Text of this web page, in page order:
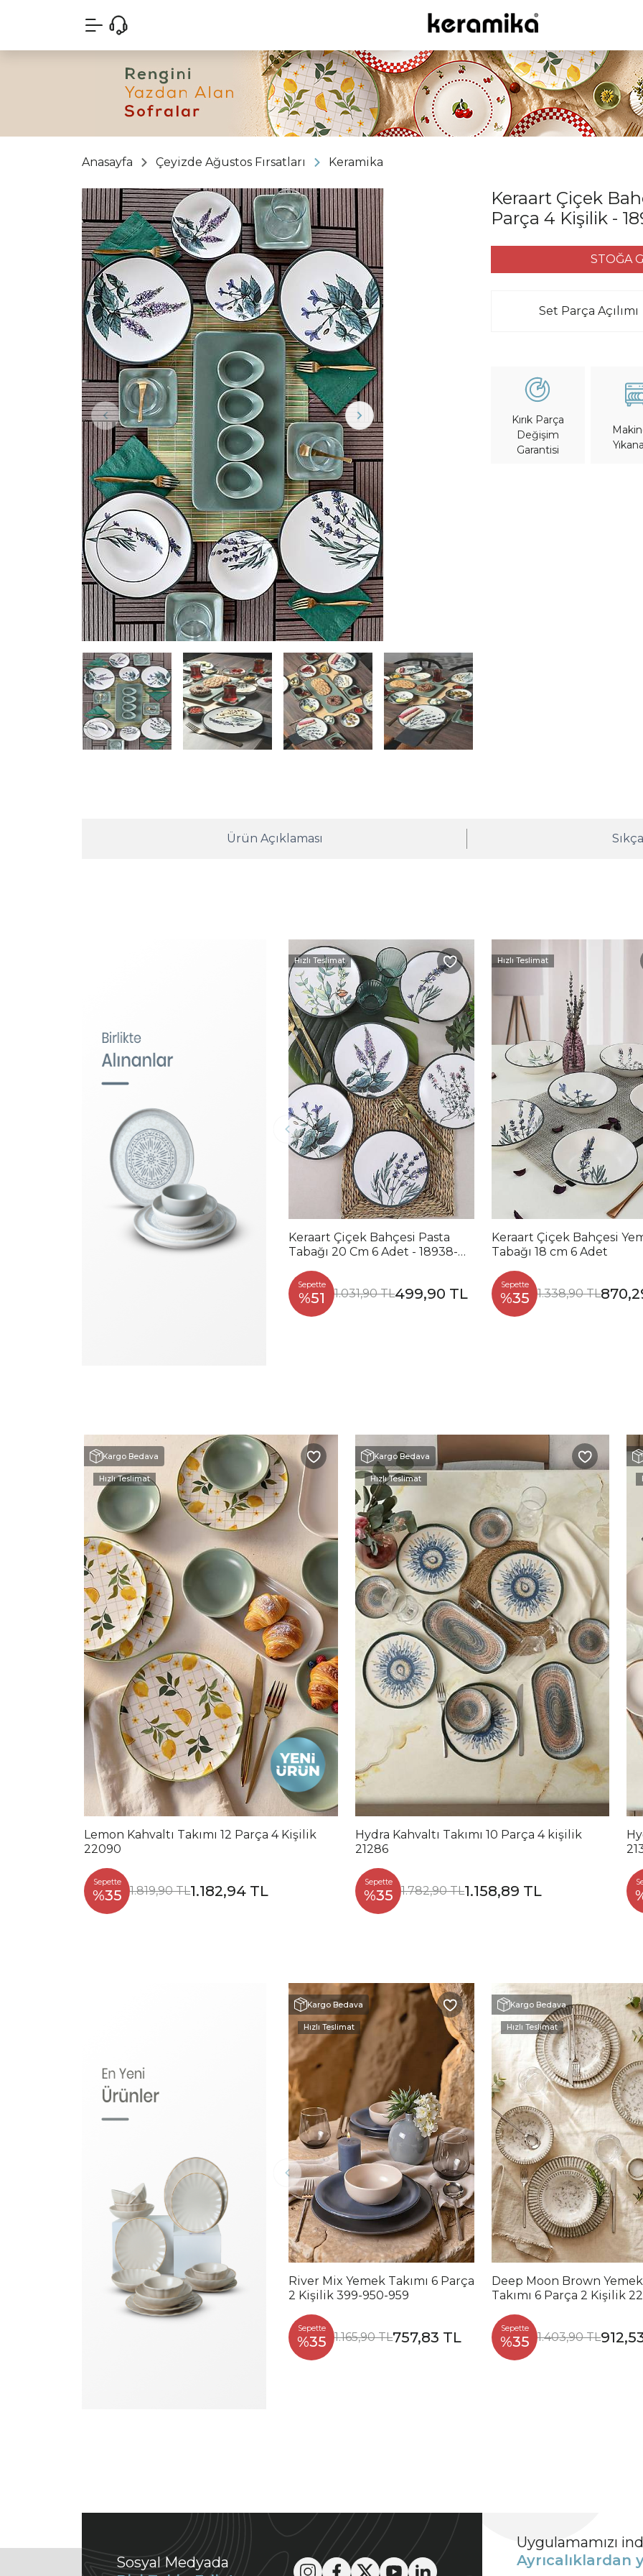
Anasayfa Çeyizde Ağustos Fırsatları Keramika
Keraart Çiçek
Parça 4 Kişilik -
STOĞA
Set Parça Açılımı
Kırık Parça
Değişim
Garantisi
Ürün Açıklaması
Hızlı Teslimat
Keraart Çiçek Bahçesi Pasta
Tabağı 20 Cm 6 Adet - 18938-
Sepette
%51 1.031,90 TL499,90 TL
Hızlı Teslimat
Keraart Çiçek Bahçesi
Tabağı 18 cm 6 Adet
Sepette
%35 1.338,90 TL
Kargo Bedava
Hızlı Teslimat
Lemon Kahvaltı Takımı 12 Parça 4 Kişilik
22090
Sepette
%35 1.819,90 TL1.182,94 TL
Kargo Bedava
Hızlı Teslimat
Hydra Kahvaltı Takımı 10 Parça 4 kişilik
21286
Sepette
%35 1.782,90 TL1.158,89 TL
Kargo Bedava
Hızlı Teslimat
River Mix Yemek Takımı 6 Parça
2 Kişilik 399-950-959
Sepette
%35 1.165,90 TL757,83 TL
Kargo Bedava
Hızlı Teslimat
Deep Moon Brown Yemek
Takımı 6 Parça 2 Kişilik
Sepette
%35 1.403,90 TL
Sosyal Medyada
Uygulamamızı
Ayrıcalıklardan